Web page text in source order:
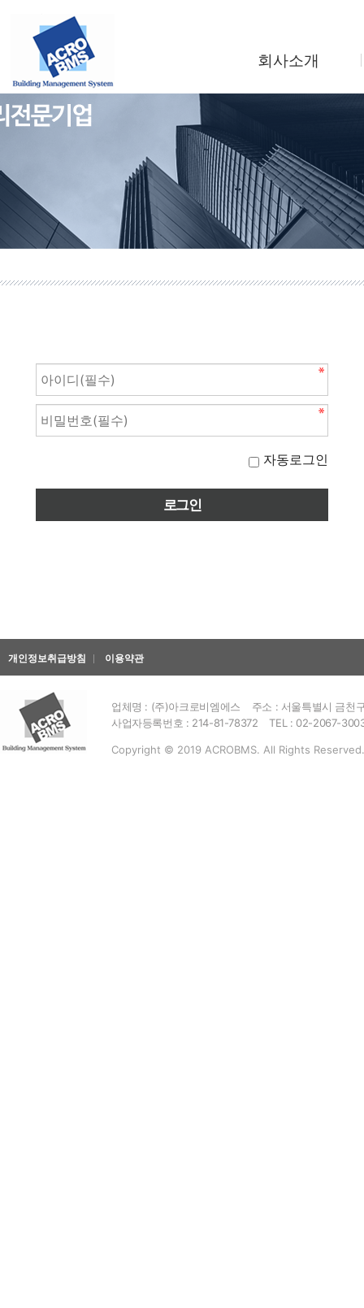
회사소개
조직도
사업소개
찾아오시는길
자동로그인
개인정보취급방침 이용약관
업체명 : (주)아크로비엠에스
주소 : 서울특별시 금천
사업자등록번호 : 214-81-78372
TEL : 02-2067-
Copyright © 2019 ACROBMS. All Rights Reserved.